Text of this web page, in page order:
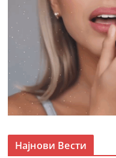
Најнови Вести